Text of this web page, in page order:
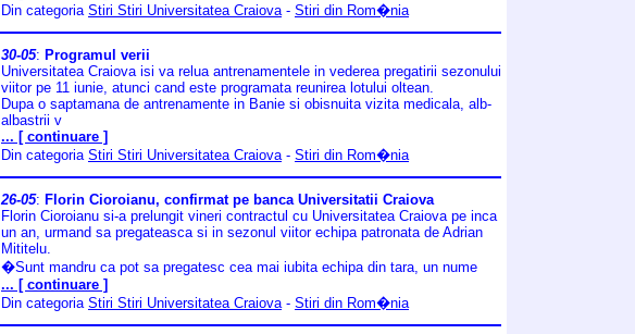
Din categoria Stiri Stiri Universitatea Craiova - Stiri din Rom�nia
30-05: Programul verii
Universitatea Craiova isi va relua antrenamentele in vederea pregatirii sezonului
viitor pe 11 iunie, atunci cand este programata reunirea lotului oltean.
Dupa o saptamana de antrenamente in Banie si obisnuita vizita medicala, alb-
albastrii v
... [ continuare ]
Din categoria Stiri Stiri Universitatea Craiova - Stiri din Rom�nia
26-05: Florin Cioroianu, confirmat pe banca Universitatii Craiova
Florin Cioroianu si-a prelungit vineri contractul cu Universitatea Craiova pe inca
un an, urmand sa pregateasca si in sezonul viitor echipa patronata de Adrian
Mititelu.
�Sunt mandru ca pot sa pregatesc cea mai iubita echipa din tara, un nume
... [ continuare ]
Din categoria Stiri Stiri Universitatea Craiova - Stiri din Rom�nia